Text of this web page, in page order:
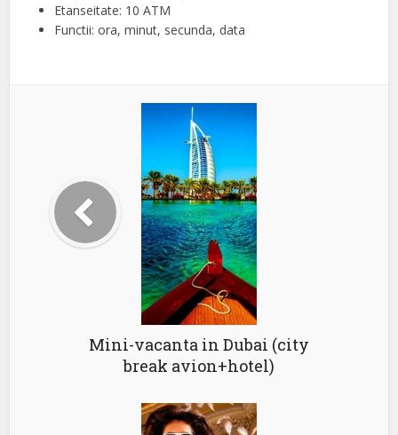
Etanseitate: 10 ATM
Functii: ora, minut, secunda, data
Mini-vacanta in Dubai (city
break avion+hotel)